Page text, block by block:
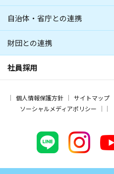
自治体・省庁との連携
財団との連携
社員採用
個人情報保護方針 サイトマップ
ソーシャルメディアポリシー